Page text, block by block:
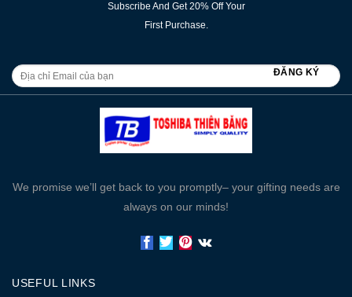
Subscribe And Get 20% Off Your
First Purchase.
We promise we’ll get back to you promptly– your gifting needs are
always on our minds!
USEFUL LINKS